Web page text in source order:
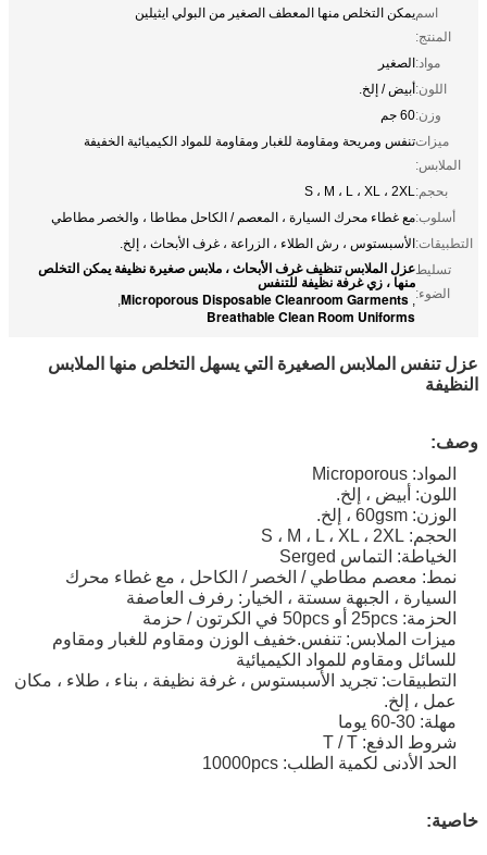
اسم
المنتج:
يمكن التخلص منها المعطف الصغير من البولي ايثيلين
مواد:الصغير
اللون:أبيض / إلخ.
وزن:60 جم
ميزات
الملابس:
تنفس ومريحة ومقاومة للغبار ومقاومة للمواد الكيميائية الخفيفة
بحجم:S ، M ، L ، XL ، 2XL
أسلوب:مع غطاء محرك السيارة ، المعصم / الكاحل مطاطا ، والخصر مطاطي
التطبيقات:الأسبستوس ، رش الطلاء ، الزراعة ، غرف الأبحاث ، إلخ.
تسليط
الضوء:
عزل الملابس تنظيف غرف الأبحاث ، ملابس صغيرة نظيفة يمكن التخلص
منها ، زي غرفة نظيفة للتنفس
,
Microporous Disposable Cleanroom Garments
,
Breathable Clean Room Uniforms
عزل تنفس الملابس الصغيرة التي يسهل التخلص منها الملابس
النظيفة
وصف:
المواد: Microporous
اللون: أبيض ، إلخ.
الوزن: 60gsm ، إلخ.
الحجم: S ، M ، L ، XL ، 2XL
الخياطة: التماس Serged
نمط: معصم مطاطي / الخصر / الكاحل ، مع غطاء محرك
السيارة ، الجبهة سستة ، الخيار: رفرف العاصفة
الحزمة: 25pcs أو 50pcs في الكرتون / حزمة
ميزات الملابس: تنفس.خفيف الوزن ومقاوم للغبار ومقاوم
للسائل ومقاوم للمواد الكيميائية
التطبيقات: تجريد الأسبستوس ، غرفة نظيفة ، بناء ، طلاء ، مكان
عمل ، إلخ.
مهلة: 30-60 يوما
شروط الدفع: T / T
الحد الأدنى لكمية الطلب: 10000pcs
خاصية: